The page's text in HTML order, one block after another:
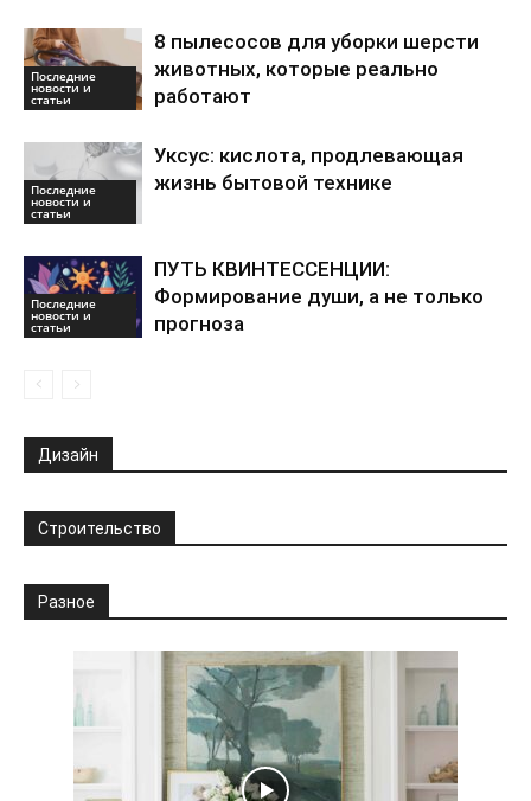
Последние
новости и
статьи
8 пылесосов для уборки шерсти
животных, которые реально
работают
Последние
новости и
статьи
Уксус: кислота, продлевающая
жизнь бытовой технике
Последние
новости и
статьи
ПУТЬ КВИНТЕССЕНЦИИ:
Формирование души, а не только
прогноза
Дизайн
Строительство
Разное